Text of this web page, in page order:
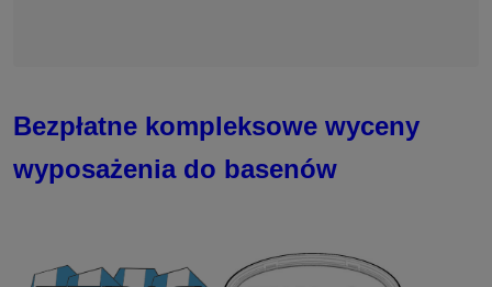
Bezpłatne kompleksowe wyceny
wyposażenia do basenów